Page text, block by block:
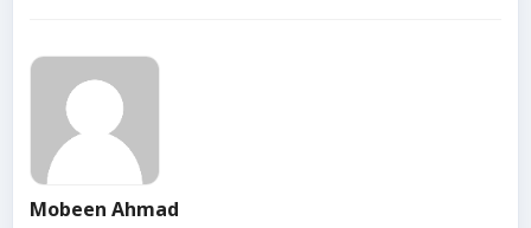
Mobeen Ahmad